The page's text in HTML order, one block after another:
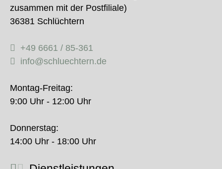
zusammen mit der Postfiliale)
36381 Schlüchtern
+49 6661 / 85-361
info@schluechtern.de
Montag-Freitag:
9:00 Uhr - 12:00 Uhr
Donnerstag:
14:00 Uhr - 18:00 Uhr